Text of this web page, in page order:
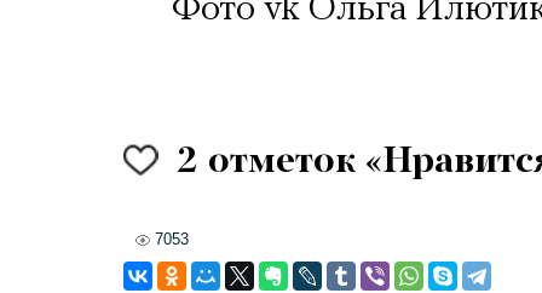
Фото vk Ольга
2 отметок
7053